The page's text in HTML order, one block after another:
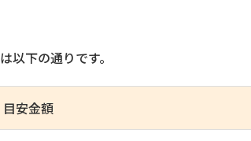
以下の通りです。
目安金額